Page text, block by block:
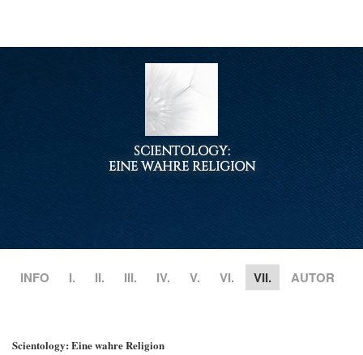
SCIENTOLOGY:
EINE WAHRE RELIGION
INFO I. II. III. IV. V. VI. VII. AUTOR
Scientology: Eine wahre Religion